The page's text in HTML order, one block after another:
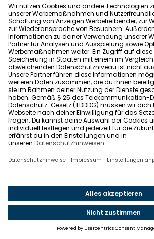
durch einen unabhängigen
Expertin überprüfen, um
Abzüge korrekt berechnet wurden.
Vergleichen und entscheiden:
der Vorfälligkeitsentschädigung mit
einer vorzeitigen Ablösung. Falls du
willst, checke unbedingt
das günstigste zu finden.Starte jetzt
kostenlosen Kreditfinder!
Fazit: So gehst du mit der
Vorfälligkeitsentschädigung um
Wenn du darüber nachdenkst, aus
prüfen (oder prüfen lassen), ob du die
Vorfälligkeitsentschädigung
umgehen kannst. Idealerweise